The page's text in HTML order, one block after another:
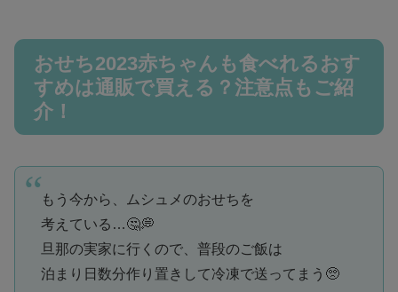
おせち2023赤ちゃんも食べれるおす
すめは通販で買える？注意点もご紹
介！
もう今から、ムシュメのおせちを
考えている…🤔💭
旦那の実家に行くので、普段のご飯は
泊まり日数分作り置きして冷凍で送ってまう🥺